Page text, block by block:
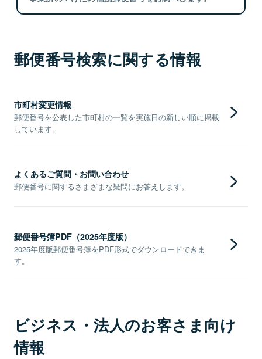
郵便番号検索に関する情報
市町村変更情報
郵便番号を公表した市町村の一覧を実施日の新しい順に掲載
しています。
よくあるご質問・お問い合わせ
郵便番号に関するさまざまな疑問にお答えします。
郵便番号簿PDF（2025年度版）
2025年度版郵便番号簿をPDF形式でダウンロードできま
す。
ビジネス・法人のお客さま向け
情報